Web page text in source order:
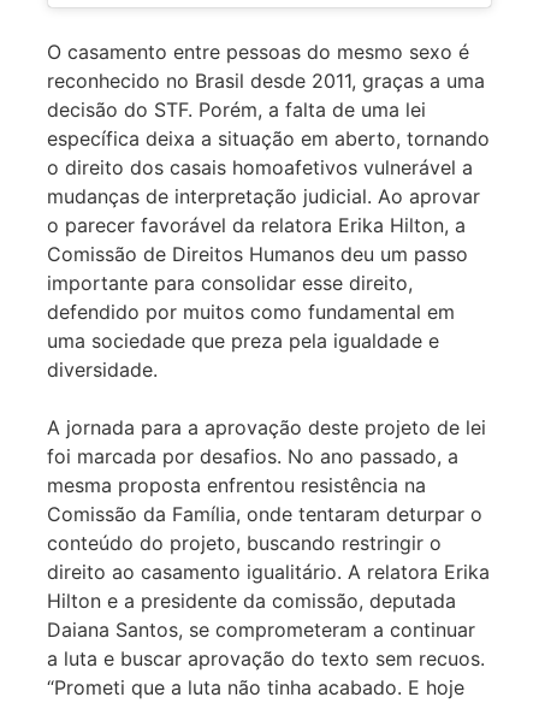
O casamento entre pessoas do mesmo sexo é
reconhecido no Brasil desde 2011, graças a uma
decisão do STF. Porém, a falta de uma lei
específica deixa a situação em aberto, tornando
o direito dos casais homoafetivos vulnerável a
mudanças de interpretação judicial. Ao aprovar
o parecer favorável da relatora Erika Hilton, a
Comissão de Direitos Humanos deu um passo
importante para consolidar esse direito,
defendido por muitos como fundamental em
uma sociedade que preza pela igualdade e
diversidade.
A jornada para a aprovação deste projeto de lei
foi marcada por desafios. No ano passado, a
mesma proposta enfrentou resistência na
Comissão da Família, onde tentaram deturpar o
conteúdo do projeto, buscando restringir o
direito ao casamento igualitário. A relatora Erika
Hilton e a presidente da comissão, deputada
Daiana Santos, se comprometeram a continuar
a luta e buscar aprovação do texto sem recuos.
“Prometi que a luta não tinha acabado. E hoje